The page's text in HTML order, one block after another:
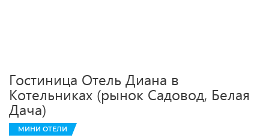
Гостиница Отель Диана в
Котельниках (рынок Садовод, Белая
Дача)
МИНИ ОТЕЛИ